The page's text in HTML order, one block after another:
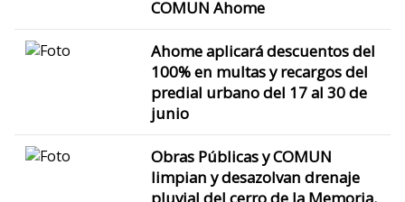
COMUN Ahome
Ahome aplicará descuentos del
100% en multas y recargos del
predial urbano del 17 al 30 de
junio
Obras Públicas y COMUN
limpian y desazolvan drenaje
pluvial del cerro de la Memoria.